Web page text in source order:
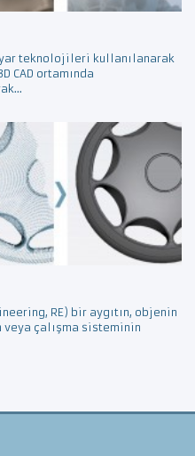
teknolojileri kullanılanarak
CAD ortamında
RE) bir aygıtın, objenin
veya çalışma sisteminin